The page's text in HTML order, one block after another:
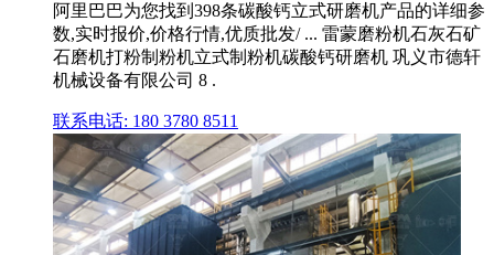
阿里巴巴为您找到398条碳酸钙立式研磨机产品的详细参
数,实时报价,价格行情,优质批发/ ... 雷蒙磨粉机石灰石矿
石磨机打粉制粉机立式制粉机碳酸钙研磨机 巩义市德轩
机械设备有限公司 8 .
联系电话: 180 3780 8511